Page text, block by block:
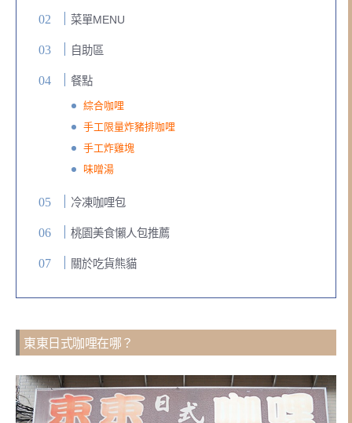
菜單MENU
自助區
餐點
綜合咖哩
手工限量炸豬排咖哩
手工炸雞塊
味噌湯
冷凍咖哩包
桃園美食懶人包推薦
關於吃貨熊貓
東東日式咖哩在哪？